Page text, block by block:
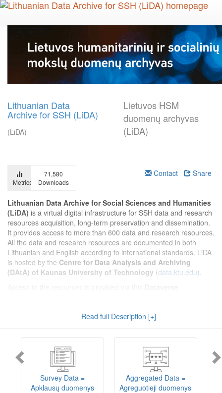
Skip
main
Lithuanian Data
Archive for SSH (LiDA)
(LiDA)
Lietuvos HSM
duomenų archyvas
(LiDA)
Metrics
71,580
Downloads
Contact Share
Lithuanian Data Archive for Social Sciences and Humanities
(LiDA) is a virtual digital infrastructure for SSH data and research
resources acquisition, long-term preservation and dissemination.
It provides access to more than 600 data and research resources.
All the data and research resources are documented in both
Lithuanian and English according to international standards. LiDA
is hosted by the Centre for Data Analysis and Archiving
(DAtA) of Kaunas University of Technology (data.ktu.edu).
implemented). LiDA curates different types of resources and they
are published into catalogues according to the type:Survey Data,
Interview Data,Aggregated Data
(including Historical Statistics),
, andEncoded Data
(including News Media Studies).
Also, LiDA holds collections of data produced in large national
projets (
Large Project Data
) as well as social sciences and
humanities data deposited by Lithuanian science and higher
education institutions and Lithuanian governmental institutions
Read full Description [+]
Survey Data =
Apklausų duomenys
Aggregated Data =
Agreguotieji duomenys